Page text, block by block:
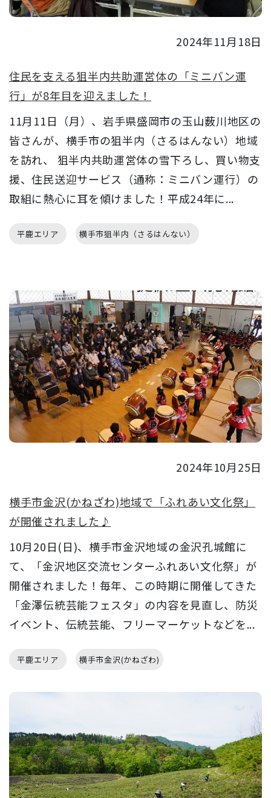
2024年11月18日
住民を支える狙半内共助運営体の「ミニバン運
行」が8年目を迎えました！
11月11日（月）、岩手県盛岡市の玉山薮川地区の
皆さんが、横手市の狙半内（さるはんない）地域
を訪れ、 狙半内共助運営体の雪下ろし、買い物支
援、住民送迎サービス（通称：ミニバン運行）の
取組に熱心に耳を傾けました！平成24年に...
平鹿エリア 横手市狙半内（さるはんない）
2024年10月25日
横手市金沢(かねざわ)地域で「ふれあい文化祭」
が開催されました♪
10月20日(日)、横手市金沢地域の金沢孔城館に
て、「金沢地区交流センターふれあい文化祭」が
開催されました！毎年、この時期に開催してきた
「金澤伝統芸能フェスタ」の内容を見直し、防災
イベント、伝統芸能、フリーマーケットなどを...
平鹿エリア 横手市金沢(かねざわ)